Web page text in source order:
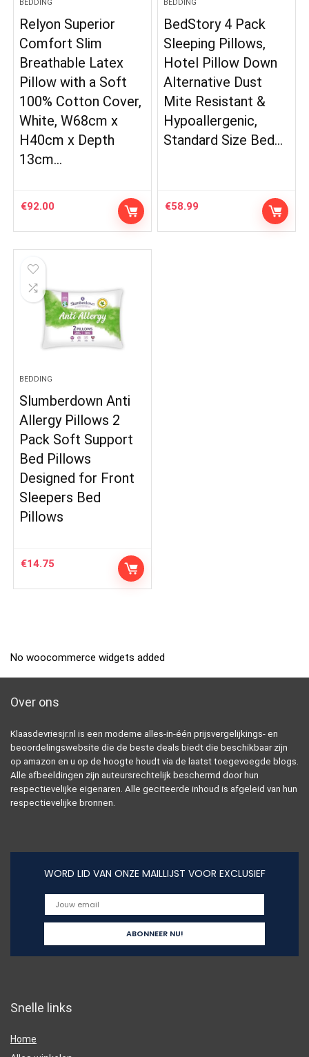
BEDDING
Relyon Superior
Comfort Slim
Breathable Latex
Pillow with a Soft
100% Cotton Cover,
White, W68cm x
H40cm x Depth
13cm…
€92.00
BEDDING
BedStory 4 Pack
Sleeping Pillows,
Hotel Pillow Down
Alternative Dust
Mite Resistant &
Hypoallergenic,
Standard Size Bed…
€58.99
BEDDING
Slumberdown Anti
Allergy Pillows 2
Pack Soft Support
Bed Pillows
Designed for Front
Sleepers Bed
Pillows
€14.75
No woocommerce widgets added
Over ons
Klaasdevriesjr.nl is een moderne alles-in-één prijsvergelijkings- en
beoordelingswebsite die de beste deals biedt die beschikbaar zijn
op amazon en u op de hoogte houdt via de laatst toegevoegde blogs.
Alle afbeeldingen zijn auteursrechtelijk beschermd door hun
respectievelijke eigenaren. Alle geciteerde inhoud is afgeleid van hun
respectievelijke bronnen.
WORD LID VAN ONZE MAILLIJST VOOR EXCLUSIEF
Snelle links
Home